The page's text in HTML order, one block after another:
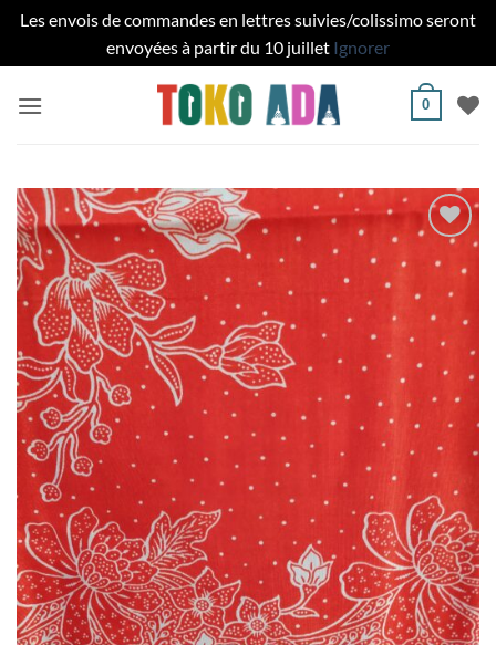
Les envois de commandes en lettres suivies/colissimo seront
envoyées à partir du 10 juillet Ignorer
0
Ajouter
à la liste
de
souhaits